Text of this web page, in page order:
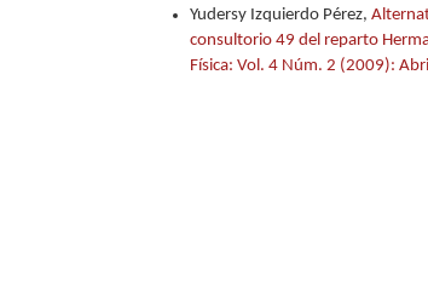
Yudersy Izquierdo Pérez,
consultorio 49 del reparto
Física: Vol. 4 Núm. 2 (2009):